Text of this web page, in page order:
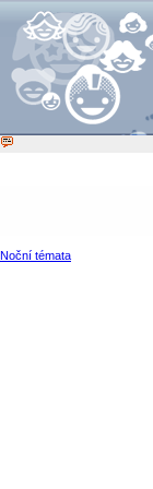
Noční témata